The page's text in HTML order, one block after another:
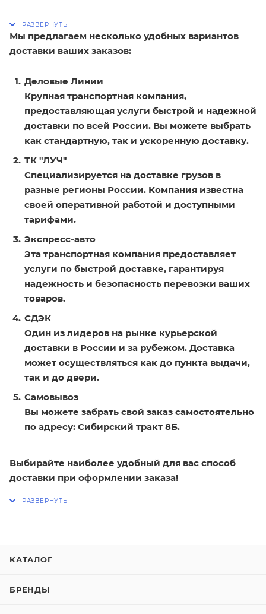
Мы предлагаем несколько удобных вариантов
доставки ваших заказов:
Деловые Линии
Крупная транспортная компания,
предоставляющая услуги быстрой и надежной
доставки по всей России. Вы можете выбрать
как стандартную, так и ускоренную доставку.
ТК "ЛУЧ"
Специализируется на доставке грузов в
разные регионы России. Компания известна
своей оперативной работой и доступными
тарифами.
Экспресс-авто
Эта транспортная компания предоставляет
услуги по быстрой доставке, гарантируя
надежность и безопасность перевозки ваших
товаров.
СДЭК
Один из лидеров на рынке курьерской
доставки в России и за рубежом. Доставка
может осуществляться как до пункта выдачи,
так и до двери.
Самовывоз
Вы можете забрать свой заказ самостоятельно
по адресу: Сибирский тракт 8Б.
Выбирайте наиболее удобный для вас способ
доставки при оформлении заказа!
КАТАЛОГ
БРЕНДЫ